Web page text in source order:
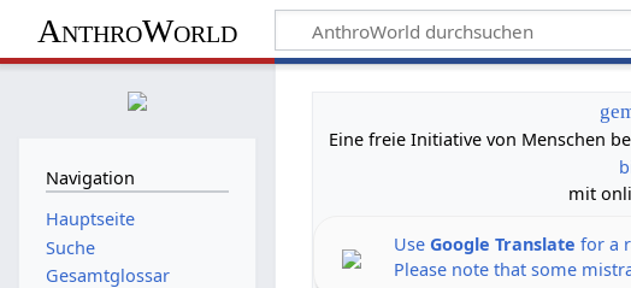
AnthroWorld
Eine freie Initiative von Menschen
mit
UseGoogle Translate for a
Please note that some
Navigation
Hauptseite
Suche
Gesamtglossar